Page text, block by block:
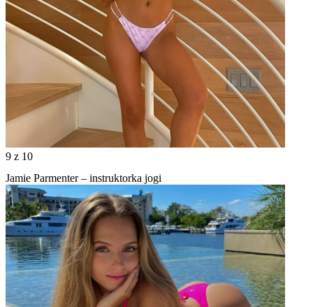
9 z 10
Jamie Parmenter – instruktorka jogi